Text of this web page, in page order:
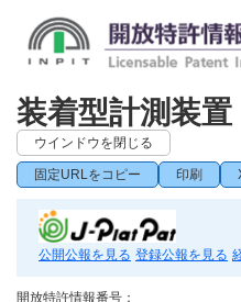
装着型計測装置
ウインドウを閉じる
固定URLをコピー 印刷
公開公報を見る 登録公報を見る
開放特許情報番号：